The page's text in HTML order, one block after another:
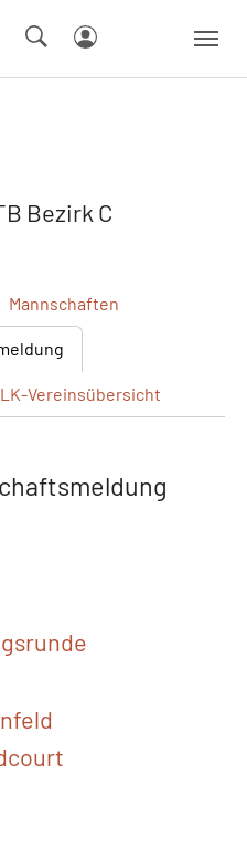
Bezirk C
Mannschaften
LK-Vereinsübersicht